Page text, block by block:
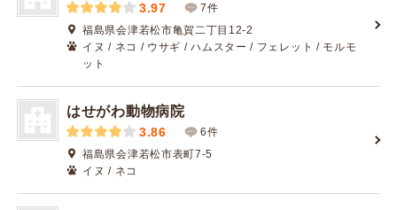
3.97
7件
福島県会津若松市亀賀二丁目12-2
イヌ / ネコ / ウサギ / ハムスター / フェレット / モルモ
ット
はせがわ動物病院
3.86
6件
福島県会津若松市表町7-5
イヌ / ネコ